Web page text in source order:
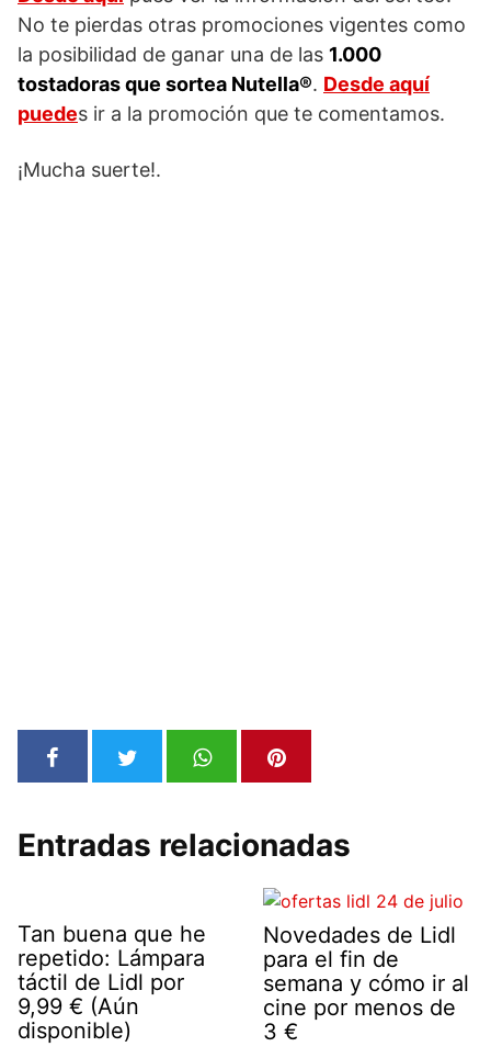
No te pierdas otras promociones vigentes como
la posibilidad de ganar una de las 1.000
tostadoras que sortea Nutella®. Desde aquí
puedes ir a la promoción que te comentamos.
¡Mucha suerte!.
Entradas relacionadas
Tan buena que he
repetido: Lámpara
táctil de Lidl por
9,99 € (Aún
disponible)
Novedades de Lidl
para el fin de
semana y cómo ir al
cine por menos de
3 €